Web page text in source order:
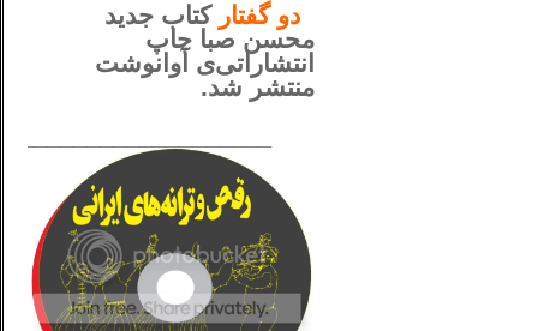
دوگفتار کتاب جدید
محسن صبا چاپ
انتشاراتی‌ی آوانوشت
منتشر شد.